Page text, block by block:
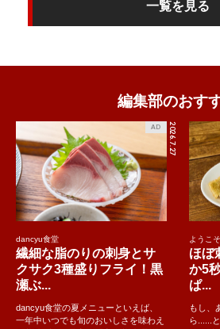
一覧を見る
編集部のおす
2026.7.27
AD
dancyu食堂
繊細な脂のりの刺身とサ
クサク3種盛りフライ！黒
瀬ぶ...
dancyu食堂の夏メニューといえば、
一年中いつでも旬のおいしさを味わえ
ようこ
ほぼ
か5
ぱ...
もし、
ら......